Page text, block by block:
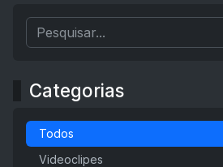
Categorias
Todos
Videoclipes